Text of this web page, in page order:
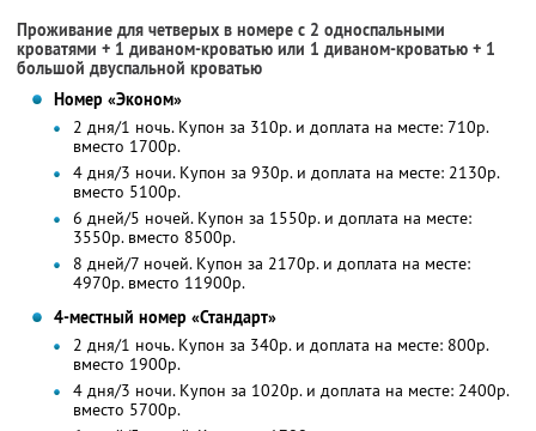
Проживание для четверых в номере с 2 односпальными
кроватями + 1 диваном-кроватью или 1 диваном-кроватью + 1
большой двуспальной кроватью
Номер «Эконом»
2 дня/1 ночь. Купон за 310р. и доплата на месте: 710р.
вместо 1700р.
4 дня/3 ночи. Купон за 930р. и доплата на месте: 2130р.
вместо 5100р.
6 дней/5 ночей. Купон за 1550р. и доплата на месте:
3550р. вместо 8500р.
8 дней/7 ночей. Купон за 2170р. и доплата на месте:
4970р. вместо 11900р.
4-местный номер «Стандарт»
2 дня/1 ночь. Купон за 340р. и доплата на месте: 800р.
вместо 1900р.
4 дня/3 ночи. Купон за 1020р. и доплата на месте: 2400р.
вместо 5700р.